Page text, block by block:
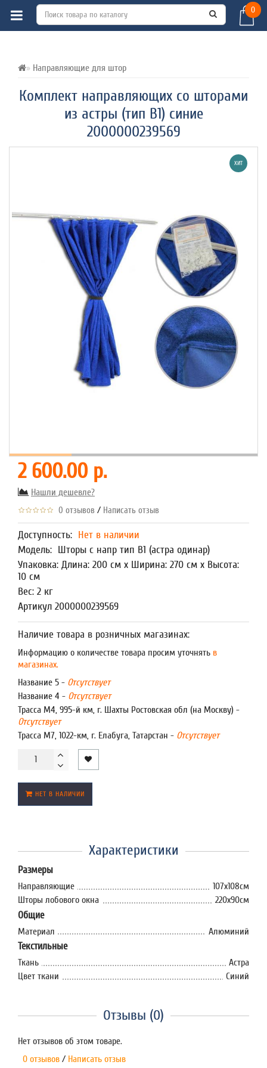
0
Направляющие для штор
Комплект направляющих со шторами
из астры (тип В1) синие
2000000239569
ВСЕ О ТОВАРЕ ХАРАКТЕРИСТИКИ
ХИТ
2 600.00 р.
Нашли дешевле?
0 отзывов / Написать отзыв
Доступность: Нет в наличии
Модель: Шторы с напр тип В1 (астра одинар)
Упаковка: Длина: 200 см x Ширина: 270 см x Высота:
10 см
Вес: 2 кг
Артикул 2000000239569
Наличие товара в розничных магазинах:
Информацию о количестве товара просим уточнять в
магазинах.
Название 5 - Отсутствует
Название 4 - Отсутствует
Трасса М4, 995-й км, г. Шахты Ростовская обл (на Москву) -
Отсутствует
Трасса М7, 1022-км, г. Елабуга, Татарстан - Отсутствует
НЕТ В НАЛИЧИИ
Характеристики
Размеры
Направляющие
107х108см
Шторы лобового окна
220х90см
Общие
Материал Алюминий
Текстильные
Ткань
Астра
Цвет ткани
Синий
Отзывы (0)
Нет отзывов об этом товаре.
0 отзывов / Написать отзыв